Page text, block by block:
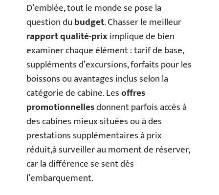
D’emblée, tout le monde se pose la
question dubudget. Chasser le meilleur
rapport qualité-priximplique de bien
examiner chaque élément : tarif de base,
suppléments d’excursions, forfaits pour les
boissons ou avantages inclus selon la
catégorie de cabine. Lesoffres
promotionnellesdonnent parfois accès à
des cabines mieux situées ou à des
prestations supplémentaires à prix
réduit,à surveiller au moment de réserver,
car la différence se sent dès
l’embarquement.